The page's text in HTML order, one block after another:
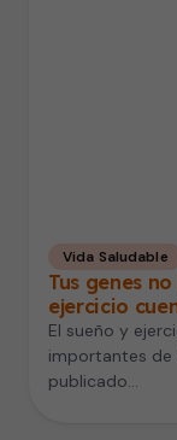
Vida Saludable
Tus genes
ejercicio
El sueño y
importantes de
publicado…